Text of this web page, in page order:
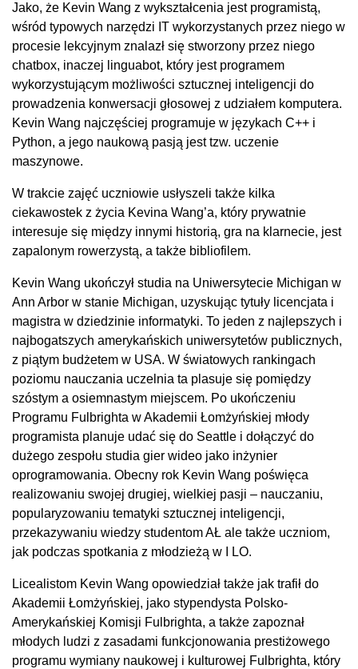
Jako, że Kevin Wang z wykształcenia jest programistą,
wśród typowych narzędzi IT wykorzystanych przez niego w
procesie lekcyjnym znalazł się stworzony przez niego
chatbox, inaczej linguabot, który jest programem
wykorzystującym możliwości sztucznej inteligencji do
prowadzenia konwersacji głosowej z udziałem komputera.
Kevin Wang najczęściej programuje w językach C++ i
Python, a jego naukową pasją jest tzw. uczenie
maszynowe.
W trakcie zajęć uczniowie usłyszeli także kilka
ciekawostek z życia Kevina Wang’a, który prywatnie
interesuje się między innymi historią, gra na klarnecie, jest
zapalonym rowerzystą, a także bibliofilem.
Kevin Wang ukończył studia na Uniwersytecie Michigan w
Ann Arbor w stanie Michigan, uzyskując tytuły licencjata i
magistra w dziedzinie informatyki. To jeden z najlepszych i
najbogatszych amerykańskich uniwersytetów publicznych,
z piątym budżetem w USA. W światowych rankingach
poziomu nauczania uczelnia ta plasuje się pomiędzy
szóstym a osiemnastym miejscem. Po ukończeniu
Programu Fulbrighta w Akademii Łomżyńskiej młody
programista planuje udać się do Seattle i dołączyć do
dużego zespołu studia gier wideo jako inżynier
oprogramowania. Obecny rok Kevin Wang poświęca
realizowaniu swojej drugiej, wielkiej pasji – nauczaniu,
popularyzowaniu tematyki sztucznej inteligencji,
przekazywaniu wiedzy studentom AŁ ale także uczniom,
jak podczas spotkania z młodzieżą w I LO.
Licealistom Kevin Wang opowiedział także jak trafił do
Akademii Łomżyńskiej, jako stypendysta Polsko-
Amerykańskiej Komisji Fulbrighta, a także zapoznał
młodych ludzi z zasadami funkcjonowania prestiżowego
programu wymiany naukowej i kulturowej Fulbrighta, który